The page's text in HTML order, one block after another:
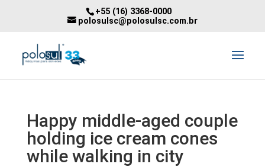
+55 (16) 3368-0000
polosulsc@polosulsc.com.br
Happy middle-aged couple
holding ice cream cones
while walking in city